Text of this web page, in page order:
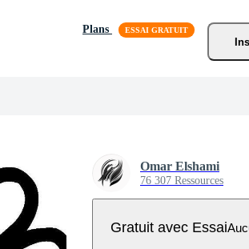
Plans
Omar Elshami
76 307 Ressources
Gratuit avec Essai